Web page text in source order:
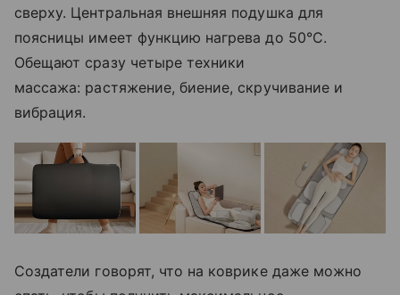
сверху. Центральная внешняя подушка для
поясницы имеет функцию нагрева до 50°C.
Обещают сразу четыре техники
массажа: растяжение, биение, скручивание и
вибрация.
Создатели говорят, что на коврике даже можно